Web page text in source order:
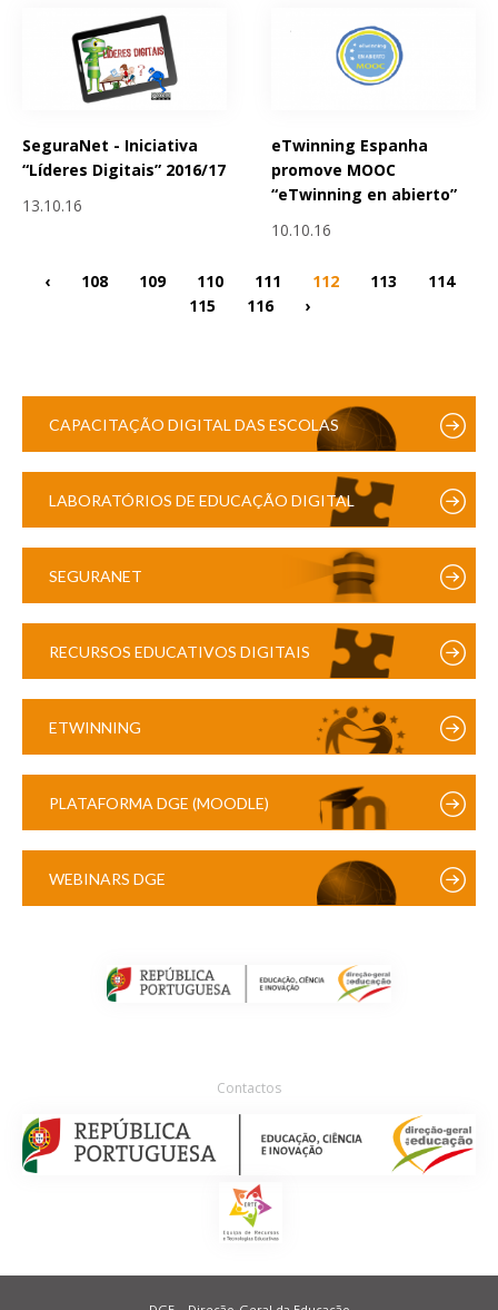
SeguraNet - Iniciativa
“Líderes Digitais” 2016/17
13.10.16
eTwinning Espanha
promove MOOC
“eTwinning en abierto”
10.10.16
‹ 108 109 110 111 112 113
114
115
116 ›
CAPACITAÇÃO DIGITAL DAS ESCOLAS
LABORATÓRIOS DE EDUCAÇÃO DIGITAL
SEGURANET
RECURSOS EDUCATIVOS DIGITAIS
ETWINNING
PLATAFORMA DGE (MOODLE)
WEBINARS DGE
Contactos